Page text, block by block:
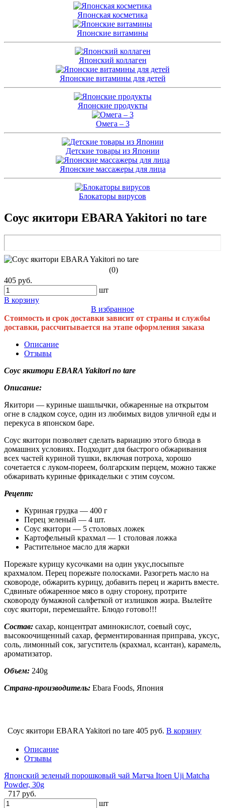
Японская косметика
Японские витамины
Японский коллаген
Японские витамины для детей
Японские продукты
Омега – 3
Детские товары из Японии
Японские массажеры для лица
Блокаторы вирусов
Соус якитори EBARA Yakitori no tare
(0)
405 руб.
шт
В корзину
В избранное
Стоимость и срок доставки зависит от страны и службы
доставки, рассчитывается на этапе оформления заказа
Описание
Отзывы
Соус якитори EBARA Yakitori no tare
Описание:
Якитори — куриные шашлычки, обжаренные на открытом
огне в сладком соусе, один из любимых видов уличной еды и
перекуса в японском баре.
Соус якитори позволяет сделать вариацию этого блюда в
домашних условиях. Подходит для быстрого обжаривания
всех частей куриной тушки, включая потроха, хорошо
сочетается с луком-пореем, болгарским перцем, можно также
обжаривать куриные фрикадельки с этим соусом.
Рецепт:
Куриная грудка — 400 г
Перец зеленый — 4 шт.
Соус якитори — 5 столовых ложек
Картофельный крахмал — 1 столовая ложка
Растительное масло для жарки
Порежьте курицу кусочками на один укус,посыпьте
крахмалом. Перец порежьте полосками. Разогреть масло на
сковороде, обжарить курицу, добавить перец и жарить вместе.
Сдвиньте обжаренное мясо в одну сторону, протрите
сковороду бумажной салфеткой от излишков жира. Вылейте
соус якитори, перемешайте. Блюдо готово!!!
Состав: сахар, концентрат аминокислот, соевый соус,
высокоочищенный сахар, ферментированная приправа, уксус,
соль, лимонный сок, загуститель (крахмал, ксантан), карамель,
ароматизатор.
Объем: 240g
Страна-производитель: Ebara Foods, Япония
Соус якитори EBARA Yakitori no tare 405 руб. В корзину
Описание
Отзывы
Японский зеленый порошковый чай Матча Itoen Uji Matcha
Powder, 30g
717 руб.
шт